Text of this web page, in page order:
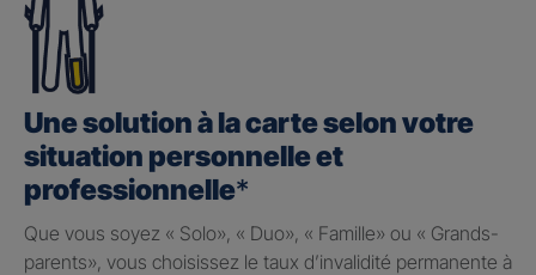
Une solution à la carte selon votre
situation personnelle et
professionnelle*
Que vous soyez « Solo», « Duo», « Famille» ou « Grands-
parents», vous choisissez le taux d’invalidité permanente à